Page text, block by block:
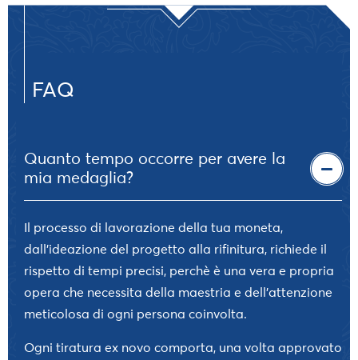
FAQ
Quanto tempo occorre per avere la
mia medaglia?
Il processo di lavorazione della tua moneta,
dall’ideazione del progetto alla rifinitura, richiede il
rispetto di tempi precisi, perchè è una vera e propria
opera che necessita della maestria e dell’attenzione
meticolosa di ogni persona coinvolta.
Ogni tiratura ex novo comporta, una volta approvato